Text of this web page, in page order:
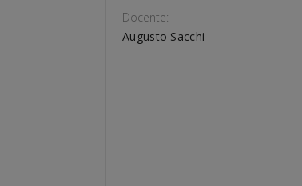
Docente:
Augusto Sacchi